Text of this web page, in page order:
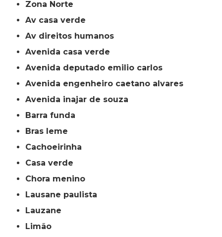
Zona Norte
av casa verde
av direitos humanos
avenida casa verde
avenida deputado emilio carlos
avenida engenheiro caetano alvares
avenida inajar de souza
barra funda
bras leme
cachoeirinha
casa verde
chora menino
lausane paulista
lauzane
limão